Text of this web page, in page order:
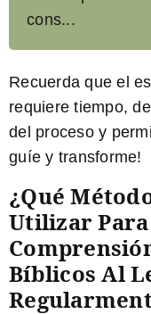
cons...
Recuerda que el
requiere tiempo,
del proceso y
guíe y transforme!
¿Qué
Utilizar
Bíblicos Al